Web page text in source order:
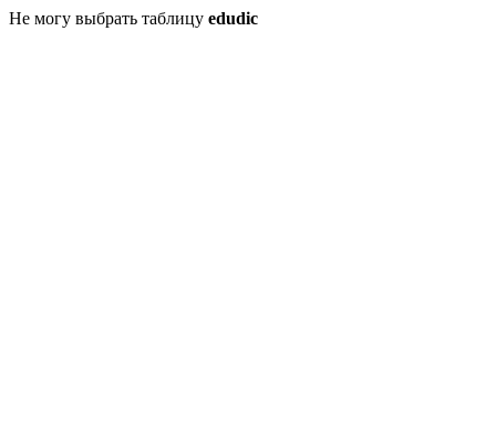
Не могу выбрать таблицу edudic